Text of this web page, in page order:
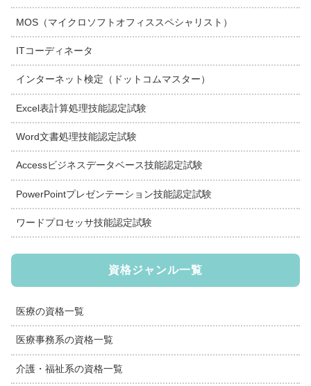
MOS（マイクロソフトオフィススペシャリスト）
ITコーディネータ
インターネット検定（ドットコムマスター）
Excel表計算処理技能認定試験
Word文書処理技能認定試験
Accessビジネスデータベース技能認定試験
PowerPointプレゼンテーション技能認定試験
ワードプロセッサ技能認定試験
資格ジャンル一覧
医療の資格一覧
医療事務系の資格一覧
介護・福祉系の資格一覧